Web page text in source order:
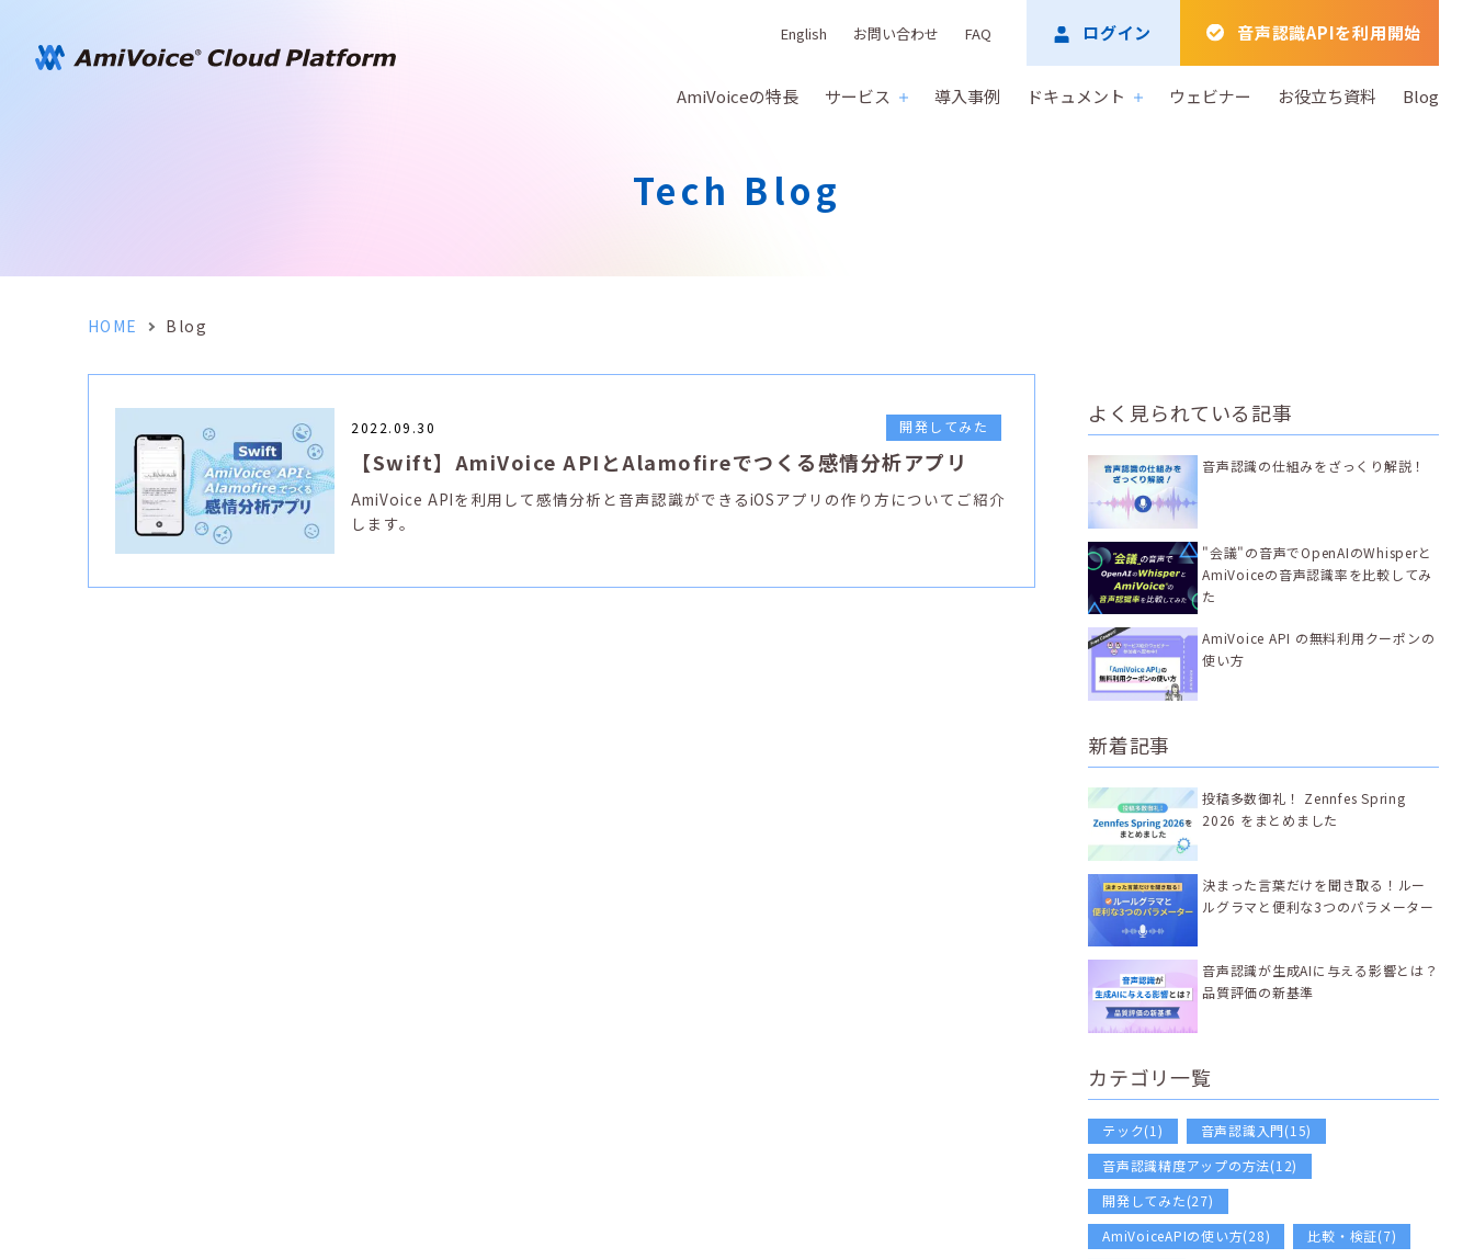
AmiVoiceの特長 サービス 導入事例 ドキュメント ウェビナー お役立ち資料 Blog
English お問い合わせ FAQ ログイン 音声認識APIを利用開始
Tech Blog
HOME Blog
2022.09.30 開発してみた
【Swift】AmiVoice APIとAlamofireでつくる感情分析アプリ
AmiVoice APIを利用して感情分析と音声認識ができるiOSアプリの作り方についてご紹介
します。
よく見られている記事
音声認識の仕組みをざっくり解説！
"会議"の音声でOpenAIのWhisperと
AmiVoiceの音声認識率を比較してみ
た
AmiVoice API の無料利用クーポンの
使い方
新着記事
投稿多数御礼！ Zennfes Spring
2026 をまとめました
決まった言葉だけを聞き取る！ルー
ルグラマと便利な3つのパラメーター
音声認識が生成AIに与える影響とは？
品質評価の新基準
カテゴリ一覧
テック(1)
音声認識入門(15)
音声認識精度アップの方法(12)
開発してみた(27)
AmiVoiceAPIの使い方(28)
比較・検証(7)